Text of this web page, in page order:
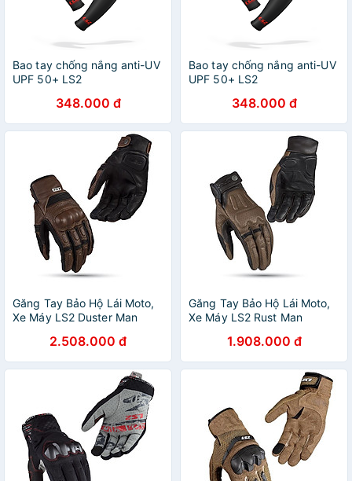
Bao tay chống nắng anti-UV
UPF 50+ LS2
348.000 đ
Bao tay chống nắng anti-UV
UPF 50+ LS2
348.000 đ
Găng Tay Bảo Hộ Lái Moto,
Xe Máy LS2 Duster Man
2.508.000 đ
Găng Tay Bảo Hộ Lái Moto,
Xe Máy LS2 Rust Man
1.908.000 đ